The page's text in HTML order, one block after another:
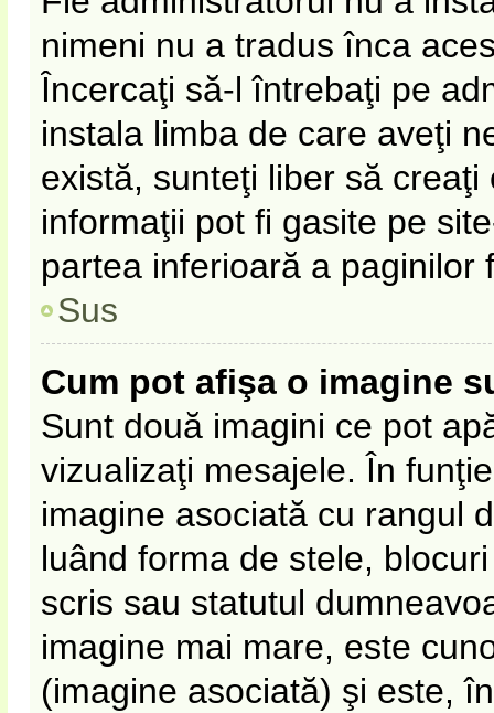
nimeni nu a tradus înca
Încercaţi să-l întrebaţi pe
instala limba de care aveţi
există, sunteţi liber să
informaţii pot fi gasite pe
partea inferioară a paginilor
Sus
Cum pot afişa o imagine
Sunt două imagini ce pot
vizualizaţi mesajele. În
imagine asociată cu rangul
luând forma de stele,
scris sau statutul
imagine mai mare, este
(imagine asociată) şi este,